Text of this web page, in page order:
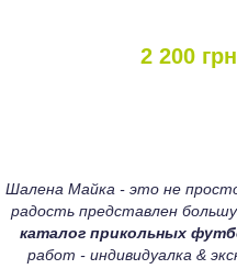
2 200 грн
Шалена Майка - это не
радость представлен
каталог прикольных
работ - индивидуалка &